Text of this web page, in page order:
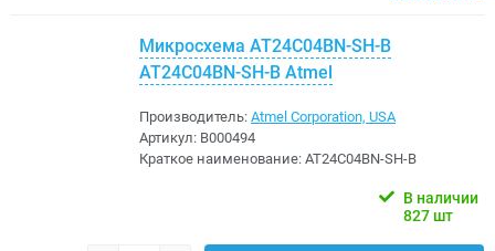
Микросхема AT24C04BN-SH-B
AT24C04BN-SH-B Atmel
Производитель: Atmel Corporation, USA
Артикул: B000494
Краткое наименование: AT24C04BN-SH-B
В наличии
827 шт